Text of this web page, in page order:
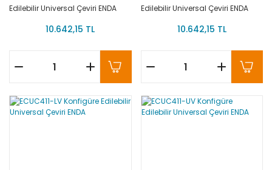
Edilebilir Universal Çeviri ENDA
10.642,15 TL
Edilebilir Universal Çeviri ENDA
10.642,15 TL